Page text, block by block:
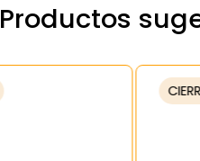
Productos